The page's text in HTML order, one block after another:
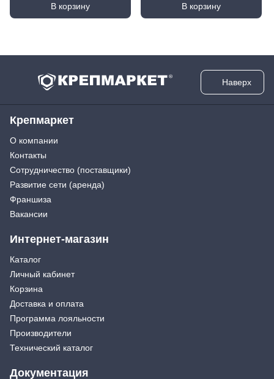
В корзину В корзину
Наверх
Крепмаркет
О компании
Контакты
Сотрудничество (поставщики)
Развитие сети (аренда)
Франшиза
Вакансии
Интернет-магазин
Каталог
Личный кабинет
Корзина
Доставка и оплата
Программа лояльности
Производители
Технический каталог
Документация